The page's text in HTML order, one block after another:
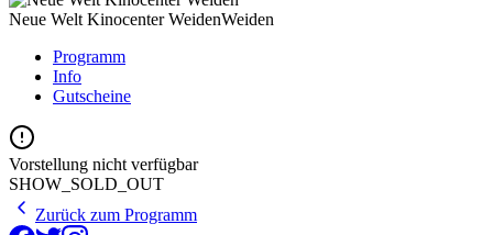
Neue Welt Kinocenter WeidenWeiden
Programm
Info
Gutscheine
Vorstellung nicht verfügbar
SHOW_SOLD_OUT
Zurück zum Programm